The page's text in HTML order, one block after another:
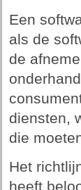
Een
als de
de
diensten,
die
Het
heeft